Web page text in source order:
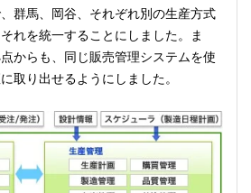
群馬、岡谷、それぞれ別の生産方式
れを統一することにしました。ま
からも、同じ販売管理システムを使
取り出せるようにしました。